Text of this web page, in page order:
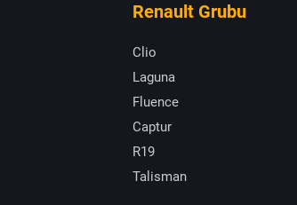
Renault Grubu
Clio
Laguna
Fluence
Captur
R19
Talisman